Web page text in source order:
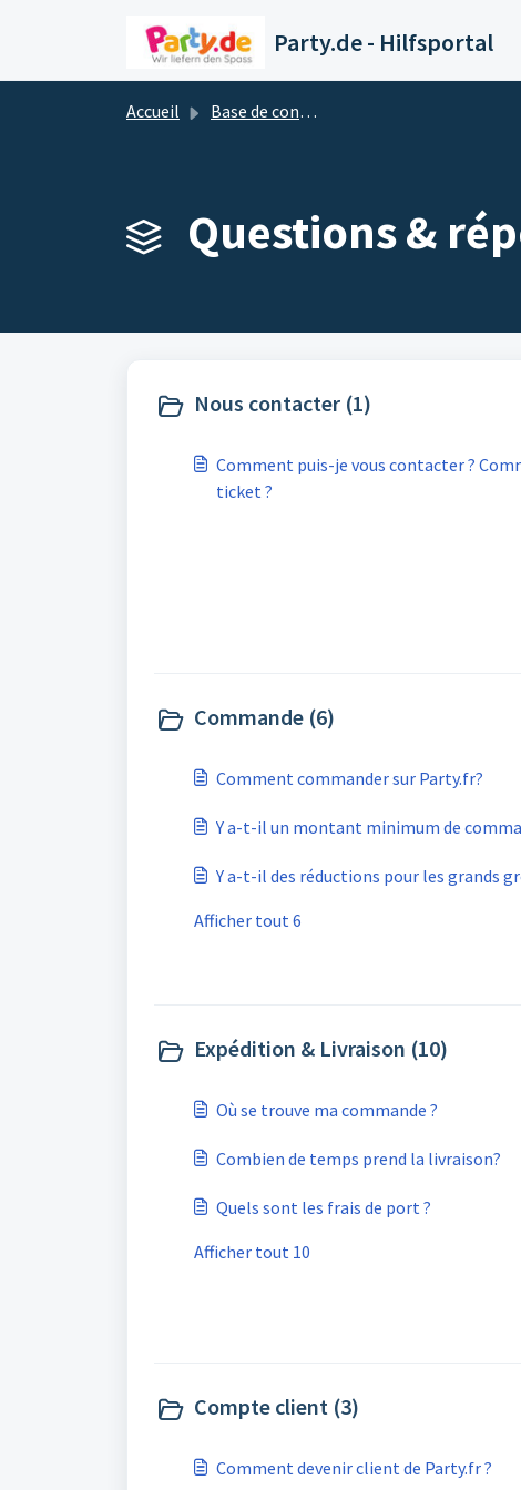
Party.de - Hilfsportal
Accueil Base de connaissances
Questions &
Nous contacter (1)
Comment puis-je vous contacter ?
ticket ?
Commande (6)
Comment commander sur Party.fr?
Y a-t-il un montant minimum de
Y a-t-il des réductions pour les grands
Afficher tout 6
Expédition & Livraison (10)
Où se trouve ma commande ?
Combien de temps prend la livraison?
Quels sont les frais de port ?
Afficher tout 10
Compte client (3)
Comment devenir client de Party.fr ?